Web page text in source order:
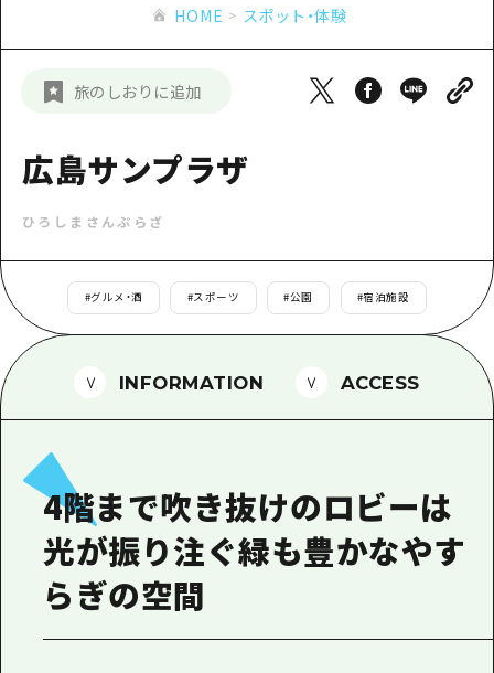
ナイトライフ
定番
自然
備北
芸北
山口県東部
弾丸
日帰り
半日
2泊3日
芸北
山口県東部
愛媛県
アクセス
お得な周遊チケット
HIROSHIMA FREE Wi-Fi
観光案内所
広島県を訪れる外国人旅行者向け情報一
ボランティアガイド
ガイドブック
広島県の魅力を動画でご紹介！
よくあるご質問
新着情報
事業者・学校関係者の皆さま
HOME スポット・体験
旅のしおりに追加
広島サンプラザ
ひろしまさんぷらざ
#グルメ・酒 #スポーツ #公園 #宿泊施設
INFORMATION ACCESS
4階まで吹き抜けのロビーは
光が振り注ぐ緑も豊かなやす
らぎの空間